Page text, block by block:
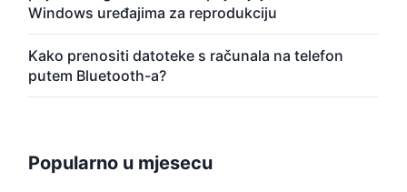
Windows uređajima za reprodukciju
Kako prenositi datoteke s računala na telefon
putem Bluetooth-a?
Popularno u mjesecu